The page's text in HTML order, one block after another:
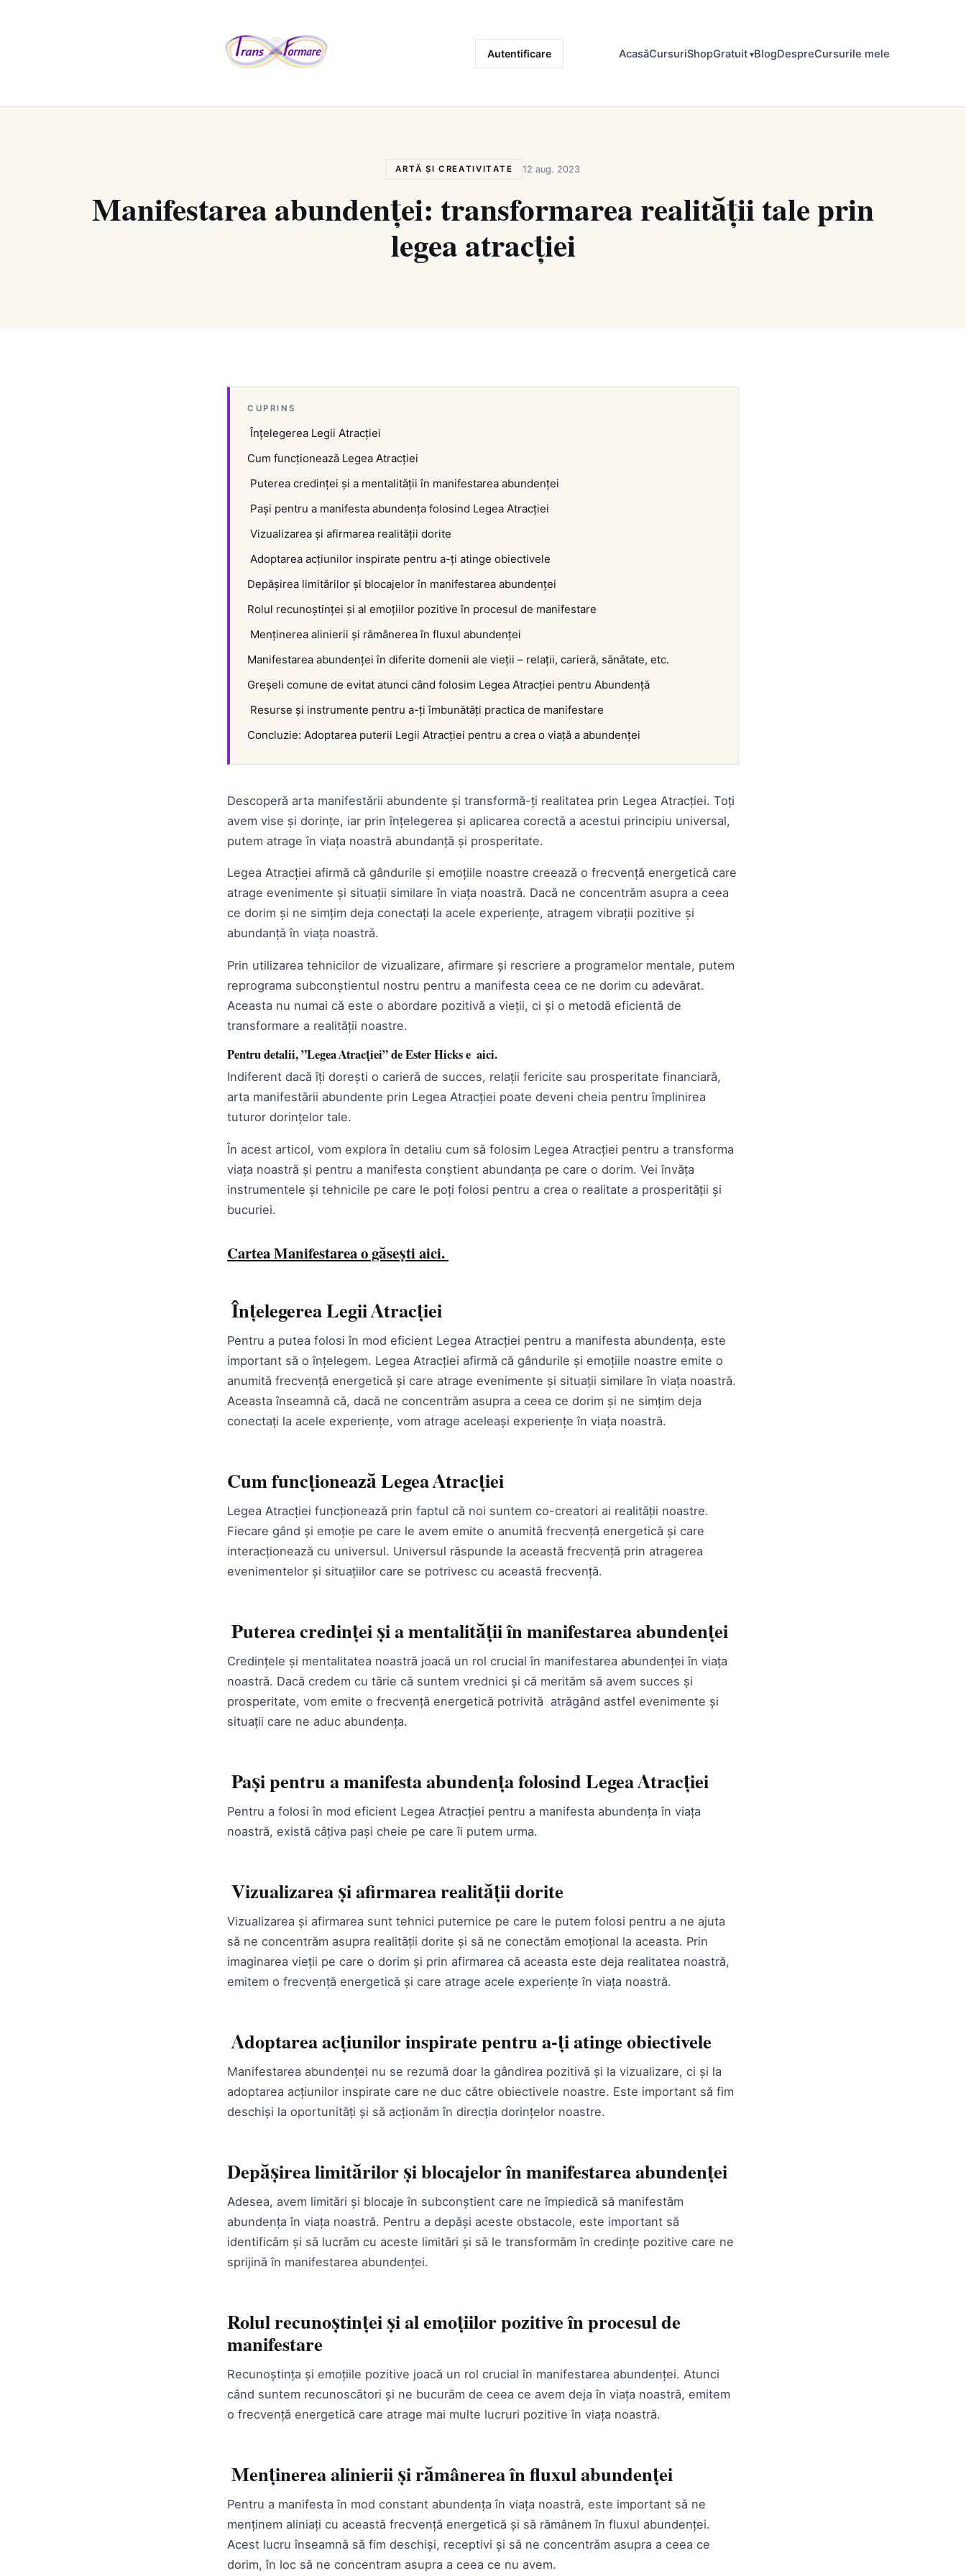
Autentificare AcasăCursuriShopGratuit BlogDespreCursurile mele
ARTĂ ȘI CREATIVITATE 12 aug. 2023
Manifestarea abundenței: transformarea realității tale prin
legea atracției
CUPRINS
Înțelegerea Legii Atracției
Cum funcționează Legea Atracției
Puterea credinței și a mentalității în manifestarea abundenței
Pași pentru a manifesta abundența folosind Legea Atracției
Vizualizarea și afirmarea realității dorite
Adoptarea acțiunilor inspirate pentru a-ți atinge obiectivele
Depășirea limitărilor și blocajelor în manifestarea abundenței
Rolul recunoștinței și al emoțiilor pozitive în procesul de manifestare
Menținerea alinierii și rămânerea în fluxul abundenței
Manifestarea abundenței în diferite domenii ale vieții – relații, carieră, sănătate, etc.
Greșeli comune de evitat atunci când folosim Legea Atracției pentru Abundență
Resurse și instrumente pentru a-ți îmbunătăți practica de manifestare
Concluzie: Adoptarea puterii Legii Atracției pentru a crea o viață a abundenței
Descoperă arta manifestării abundente și transformă-ți realitatea prin Legea Atracției. Toți
avem vise și dorințe, iar prin înțelegerea și aplicarea corectă a acestui principiu universal,
putem atrage în viața noastră abundanță și prosperitate.
Legea Atracției afirmă că gândurile și emoțiile noastre creează o frecvență energetică care
atrage evenimente și situații similare în viața noastră. Dacă ne concentrăm asupra a ceea
ce dorim și ne simțim deja conectați la acele experiențe, atragem vibrații pozitive și
abundanță în viața noastră.
Prin utilizarea tehnicilor de vizualizare, afirmare și rescriere a programelor mentale, putem
reprograma subconștientul nostru pentru a manifesta ceea ce ne dorim cu adevărat.
Aceasta nu numai că este o abordare pozitivă a vieții, ci și o metodă eficientă de
transformare a realității noastre.
Pentru detalii,”Legea Atracției” de Ester Hicks e aici.
Indiferent dacă îți dorești o carieră de succes, relații fericite sau prosperitate financiară,
arta manifestării abundente prin Legea Atracției poate deveni cheia pentru împlinirea
tuturor dorințelor tale.
În acest articol, vom explora în detaliu cum să folosim Legea Atracției pentru a transforma
viața noastră și pentru a manifesta conștient abundanța pe care o dorim. Vei învăța
instrumentele și tehnicile pe care le poți folosi pentru a crea o realitate a prosperității și
bucuriei.
Cartea Manifestarea o găsești aici.
Înțelegerea Legii Atracției
Pentru a putea folosi în mod eficient Legea Atracției pentru a manifesta abundența, este
important să o înțelegem. Legea Atracției afirmă că gândurile și emoțiile noastre emite o
anumită frecvență energetică și care atrage evenimente și situații similare în viața noastră.
Aceasta înseamnă că, dacă ne concentrăm asupra a ceea ce dorim și ne simțim deja
conectați la acele experiențe, vom atrage aceleași experiențe în viața noastră.
Cum funcționează Legea Atracției
Legea Atracției funcționează prin faptul că noi suntem co-creatori ai realității noastre.
Fiecare gând și emoție pe care le avem emite o anumită frecvență energetică și care
interacționează cu universul. Universul răspunde la această frecvență prin atragerea
evenimentelor și situațiilor care se potrivesc cu această frecvență.
Puterea credinței și a mentalității în manifestarea abundenței
Credințele și mentalitatea noastră joacă un rol crucial în manifestarea abundenței în viața
noastră. Dacă credem cu tărie că suntem vrednici și că merităm să avem succes și
prosperitate, vom emite o frecvență energetică potrivită atrăgând astfel evenimente și
situații care ne aduc abundența.
Pași pentru a manifesta abundența folosind Legea Atracției
Pentru a folosi în mod eficient Legea Atracției pentru a manifesta abundența în viața
noastră, există câțiva pași cheie pe care îi putem urma.
Vizualizarea și afirmarea realității dorite
Vizualizarea și afirmarea sunt tehnici puternice pe care le putem folosi pentru a ne ajuta
să ne concentrăm asupra realității dorite și să ne conectăm emoțional la aceasta. Prin
imaginarea vieții pe care o dorim și prin afirmarea că aceasta este deja realitatea noastră,
emitem o frecvență energetică și care atrage acele experiențe în viața noastră.
Adoptarea acțiunilor inspirate pentru a-ți atinge obiectivele
Manifestarea abundenței nu se rezumă doar la gândirea pozitivă și la vizualizare, ci și la
adoptarea acțiunilor inspirate care ne duc către obiectivele noastre. Este important să fim
deschiși la oportunități și să acționăm în direcția dorințelor noastre.
Depășirea limitărilor și blocajelor în manifestarea abundenței
Adesea, avem limitări și blocaje în subconștient care ne împiedică să manifestăm
abundența în viața noastră. Pentru a depăși aceste obstacole, este important să
identificăm și să lucrăm cu aceste limitări și să le transformăm în credințe pozitive care ne
sprijină în manifestarea abundenței.
Rolul recunoștinței și al emoțiilor pozitive în procesul de
manifestare
Recunoștința și emoțiile pozitive joacă un rol crucial în manifestarea abundenței. Atunci
când suntem recunoscători și ne bucurăm de ceea ce avem deja în viața noastră, emitem
o frecvență energetică care atrage mai multe lucruri pozitive în viața noastră.
Menținerea alinierii și rămânerea în fluxul abundenței
Pentru a manifesta în mod constant abundența în viața noastră, este important să ne
menținem aliniați cu această frecvență energetică și să rămânem în fluxul abundenței.
Acest lucru înseamnă să fim deschiși, receptivi și să ne concentrăm asupra a ceea ce
dorim, în loc să ne concentram asupra a ceea ce nu avem.